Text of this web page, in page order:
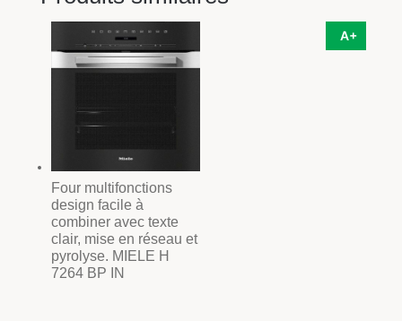
A+
Four multifonctions
design facile à
combiner avec texte
clair, mise en réseau et
pyrolyse. MIELE H
7264 BP IN